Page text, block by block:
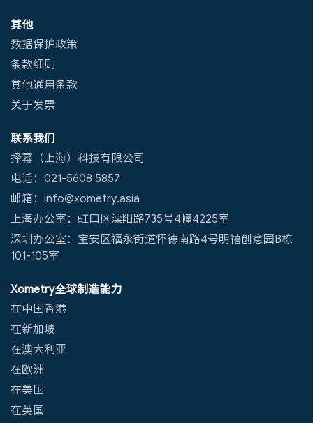
其他
数据保护政策
条款细则
其他通用条款
关于发票
联系我们
择幂（上海）科技有限公司
电话：021-5608 5857
邮箱：info@xometry.asia
上海办公室：虹口区溧阳路735号4幢4225室
深圳办公室：宝安区福永街道怀德南路4号明禧创意园B栋
101-105室
Xometry全球制造能力
在中国香港
在新加坡
在澳大利亚
在欧洲
在美国
在英国